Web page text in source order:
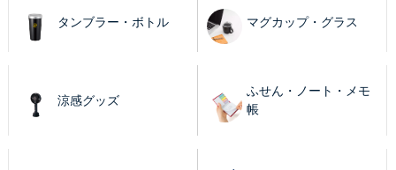
タンブラー・ボトル マグカップ・グラス
涼感グッズ
ふせん・ノート・メモ
帳